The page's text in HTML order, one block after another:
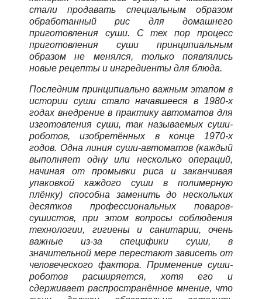
стали продавать специальным образом
обработанный рис для домашнего
приготовления суши. С тех пор процесс
приготовления суши принципиальным
образом не менялся, только появлялись
новые рецепты и ингредиенты для блюда.
Последним принципиально важным этапом в
истории суши стало начавшееся в 1980-х
годах внедрение в практику автоматов для
изготовления суши, так называемых суши-
роботов, изобретённых в конце 1970-х
годов. Одна линия суши-автоматов (каждый
выполняет одну или несколько операций,
начиная от промывки риса и заканчивая
упаковкой каждого суши в полимерную
плёнку) способна заменить до нескольких
десятков профессиональных поваров-
сушистов, при этом вопросы соблюдения
технологии, гигиены и санитарии, очень
важные из-за специфики суши, в
значительной мере перестают зависеть от
человеческого фактора. Применение суши-
роботов расширяется, хотя его и
сдерживает распространённое мнение, что